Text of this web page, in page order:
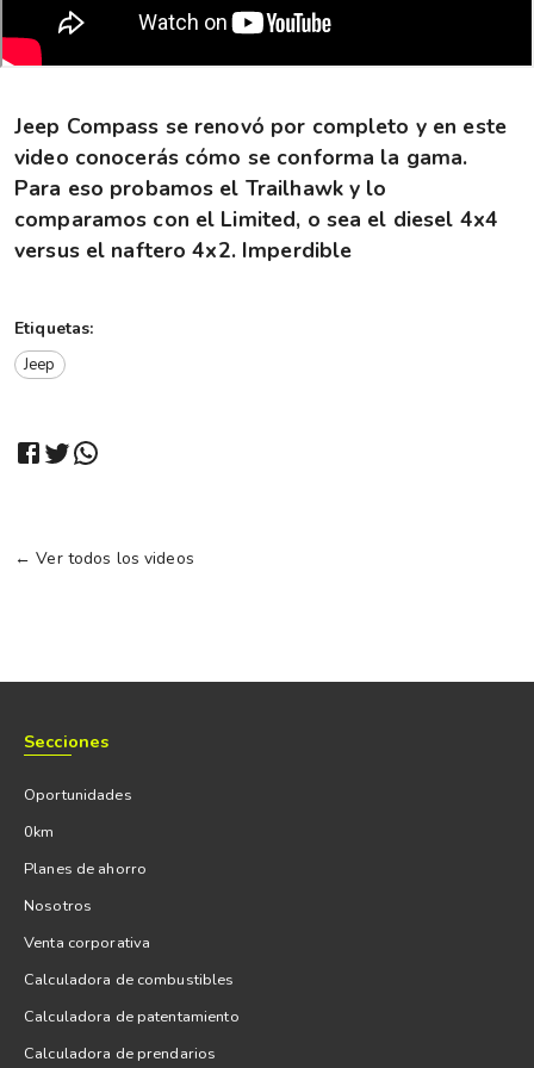
Jeep Compass se renovó por completo y en este
video conocerás cómo se conforma la gama.
Para eso probamos el Trailhawk y lo
comparamos con el Limited, o sea el diesel 4x4
versus el naftero 4x2. Imperdible
Etiquetas:
Jeep
← Ver todos los videos
Secciones
Oportunidades
0km
Planes de ahorro
Nosotros
Venta corporativa
Calculadora de combustibles
Calculadora de patentamiento
Calculadora de prendarios